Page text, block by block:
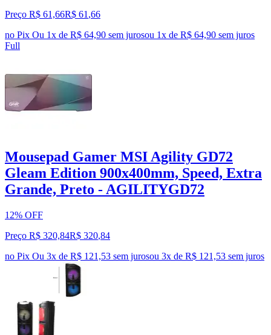
Preço R$ 61,66R$ 61 ,66
no Pix Ou 1x de R$ 64,90 sem jurosou 1x de R$ 64,90 sem juros
Full
Mousepad Gamer MSI Agility GD72
Gleam Edition 900x400mm, Speed, Extra
Grande, Preto - AGILITYGD72
12% OFF
Preço R$ 320,84R$ 320,84
no Pix Ou 3x de R$ 121,53 sem jurosou 3x de R$ 121,53 sem juros